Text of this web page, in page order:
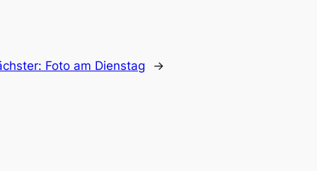
Foto am Dienstag →